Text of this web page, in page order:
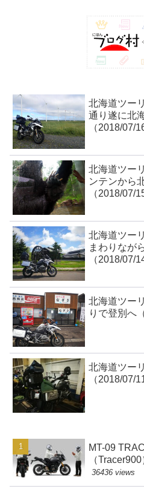
北海道ツー
通り遂に北
（2018/07/
北海道ツー
ンテンから
（2018/07/
北海道ツー
まわりなが
（2018/07/
北海道ツー
りで登別へ
北海道ツー
（2018/07/
MT-09
（Tracer900
36436 views